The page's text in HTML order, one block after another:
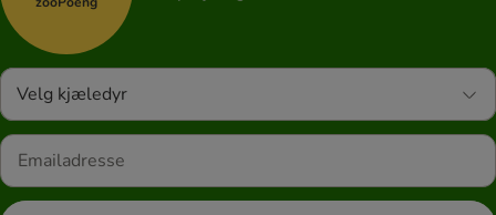
Velg kjæledyr